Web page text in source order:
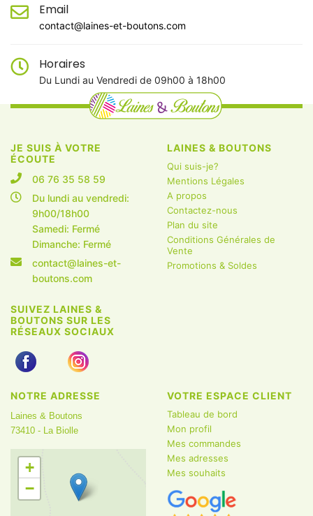
Email
contact@laines-et-boutons.com
Horaires
Du Lundi au Vendredi de 09h00 à 18h00
JE SUIS À VOTRE
ÉCOUTE
06 76 35 58 59
Du lundi au vendredi:
9h00/18h00
Samedi: Fermé
Dimanche: Fermé
contact@laines-et-
boutons.com
SUIVEZ LAINES &
BOUTONS SUR LES
RÉSEAUX SOCIAUX
LAINES & BOUTONS
Qui suis-je?
Mentions Légales
A propos
Contactez-nous
Plan du site
Conditions Générales de
Vente
Promotions & Soldes
NOTRE ADRESSE
Laines & Boutons
73410 - La Biolle
+
−
VOTRE ESPACE CLIENT
Tableau de bord
Mon profil
Mes commandes
Mes adresses
Mes souhaits